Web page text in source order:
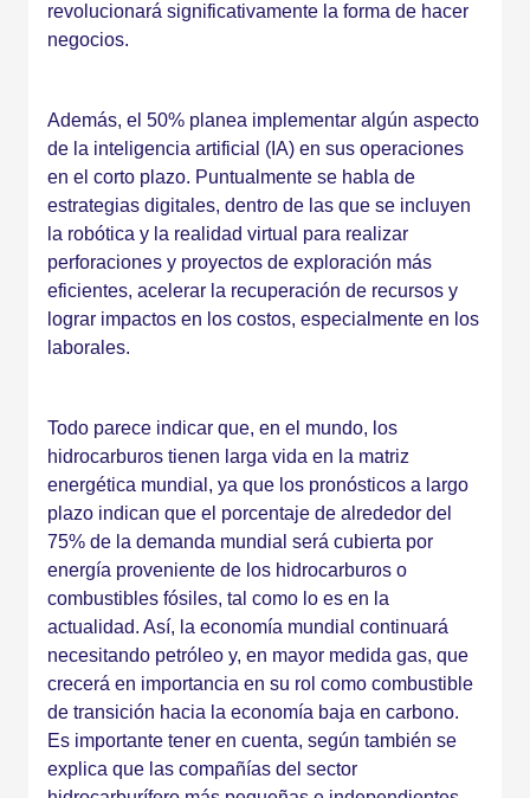
revolucionará significativamente la forma de hacer
negocios.
Además, el 50% planea implementar algún aspecto
de la inteligencia artificial (IA) en sus operaciones
en el corto plazo. Puntualmente se habla de
estrategias digitales, dentro de las que se incluyen
la robótica y la realidad virtual para realizar
perforaciones y proyectos de exploración más
eficientes, acelerar la recuperación de recursos y
lograr impactos en los costos, especialmente en los
laborales.
Todo parece indicar que, en el mundo, los
hidrocarburos tienen larga vida en la matriz
energética mundial, ya que los pronósticos a largo
plazo indican que el porcentaje de alrededor del
75% de la demanda mundial será cubierta por
energía proveniente de los hidrocarburos o
combustibles fósiles, tal como lo es en la
actualidad. Así, la economía mundial continuará
necesitando petróleo y, en mayor medida gas, que
crecerá en importancia en su rol como combustible
de transición hacia la economía baja en carbono.
Es importante tener en cuenta, según también se
explica que las compañías del sector